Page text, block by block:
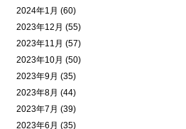
2024年1月 (60)
2023年12月 (55)
2023年11月 (57)
2023年10月 (50)
2023年9月 (35)
2023年8月 (44)
2023年7月 (39)
2023年6月 (35)